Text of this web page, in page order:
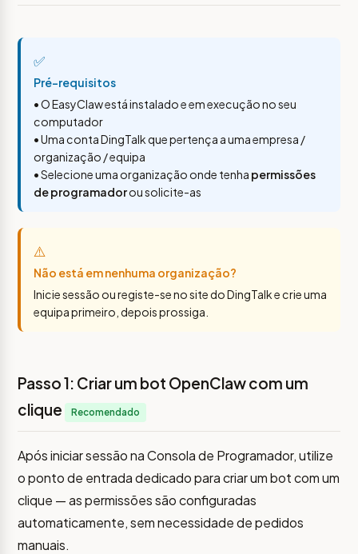
✅
Pré-requisitos
• O EasyClaw está instalado e em execução no seu
computador
• Uma conta DingTalk que pertença a uma empresa /
organização / equipa
• Selecione uma organização onde tenha permissões
de programadorou solicite-as
⚠️
Não está em nenhuma organização?
Inicie sessão ou registe-se no site do DingTalk e crie uma
equipa primeiro, depois prossiga.
Passo 1: Criar um bot OpenClaw com um
clique
Recomendado
Após iniciar sessão na Consola de Programador, utilize
o ponto de entrada dedicado para criar um bot com um
clique — as permissões são configuradas
automaticamente, sem necessidade de pedidos
manuais.